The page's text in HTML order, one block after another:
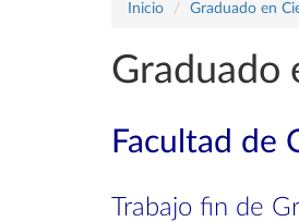
Inicio Graduado en
Graduado
Facultad de
Trabajo fin de